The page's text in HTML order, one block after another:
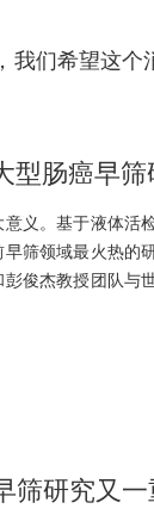
我们希望这个
义。基于液体活
筛领域最火热的
俊杰教授团队与
中实现94.8%特异
表在最新一期的